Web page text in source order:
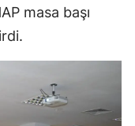
masa başı